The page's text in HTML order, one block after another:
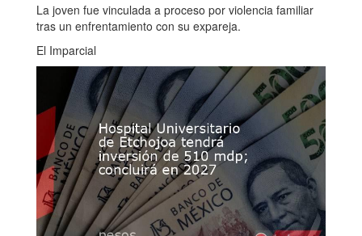
La joven fue vinculada a proceso por violencia familiar
tras un enfrentamiento con su expareja.
El Imparcial